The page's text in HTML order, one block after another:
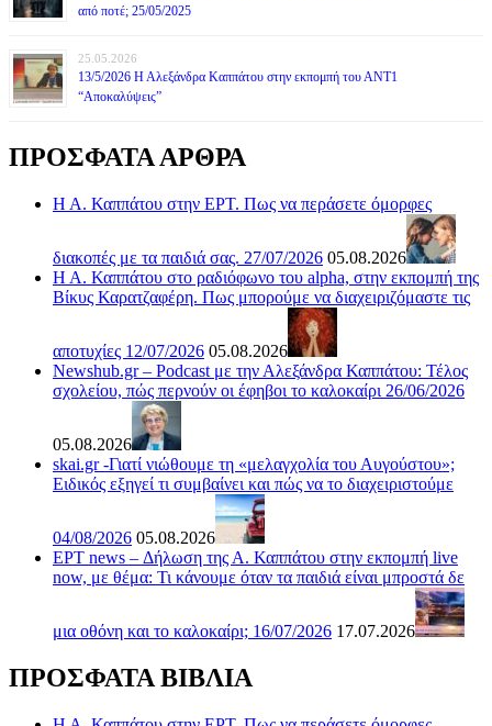
από ποτέ; 25/05/2025
25.05.2026
13/5/2026 Η Αλεξάνδρα Καππάτου στην εκπομπή του ΑΝΤ1
“Αποκαλύψεις”
ΠΡΟΣΦΑΤΑ ΑΡΘΡΑ
Η Α. Καππάτου στην ΕΡΤ. Πως να περάσετε όμορφες
διακοπές με τα παιδιά σας. 27/07/2026 05.08.2026
Η Α. Καππάτου στο ραδιόφωνο του alpha, στην εκπομπή της
Βίκυς Καρατζαφέρη. Πως μπορούμε να διαχειριζόμαστε τις
αποτυχίες 12/07/2026 05.08.2026
Newshub.gr – Podcast με την Αλεξάνδρα Καππάτου: Τέλος
σχολείου, πώς περνούν οι έφηβοι το καλοκαίρι 26/06/2026
05.08.2026
skai.gr -Γιατί νιώθουμε τη «μελαγχολία του Αυγούστου»;
Ειδικός εξηγεί τι συμβαίνει και πώς να το διαχειριστούμε
04/08/2026 05.08.2026
ΕΡΤ news – Δήλωση της Α. Καππάτου στην εκπομπή live
now, με θέμα: Τι κάνουμε όταν τα παιδιά είναι μπροστά δε
μια οθόνη και το καλοκαίρι; 16/07/2026 17.07.2026
ΠΡΟΣΦΑΤΑ ΒΙΒΛΙΑ